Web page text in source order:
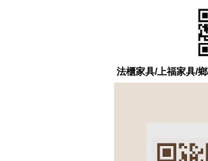
法櫃家具/上福家具/